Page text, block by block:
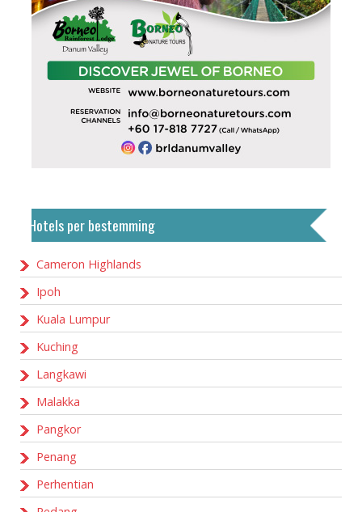
Hotels per bestemming
Cameron Highlands
Ipoh
Kuala Lumpur
Kuching
Langkawi
Malakka
Pangkor
Penang
Perhentian